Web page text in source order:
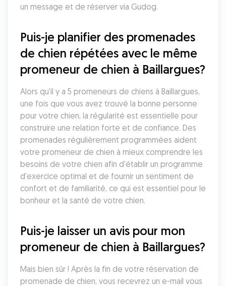
un message et de réserver via Gudog.
Puis-je planifier des promenades
de chien répétées avec le même
promeneur de chien à Baillargues?
Alors qu'il y a 5 promeneurs de chiens à Baillargues,
une fois que vous avez trouvé la bonne personne
pour votre chien, la régularité est essentielle pour
construire une relation forte et de confiance. Des
promenades régulièrement programmées aident
votre promeneur de chien à mieux comprendre les
besoins de votre chien afin d'établir un programme
d'exercice optimal et de fournir un sentiment de
confort et de familiarité, ce qui est essentiel pour le
bonheur et la santé de votre chien.
Puis-je laisser un avis pour mon
promeneur de chien à Baillargues?
Mais bien sûr ! Après la fin de votre réservation de
promenade de chien, vous recevrez un e-mail vous